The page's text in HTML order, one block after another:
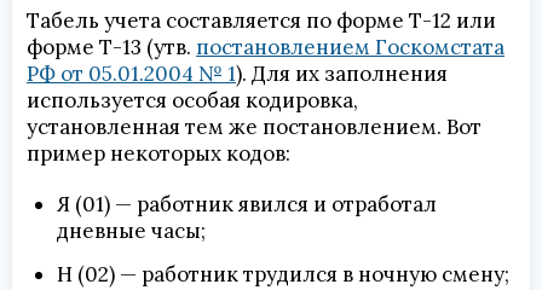
Табель учета составляется по форме Т-12 или
форме Т-13 (утв. постановлением Госкомстата
РФ от 05.01.2004 № 1). Для их заполнения
используется особая кодировка,
установленная тем же постановлением. Вот
пример некоторых кодов:
Я (01) — работник явился и отработал
дневные часы;
Н (02) — работник трудился в ночную смену;